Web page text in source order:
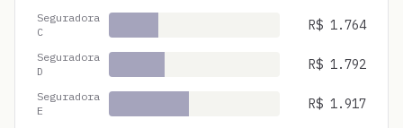
Seguradora
C
R$ 1.764
Seguradora
D
R$ 1.792
Seguradora
E
R$ 1.917